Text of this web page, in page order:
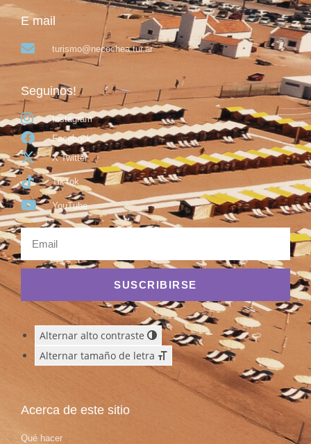
E mail
turismo@necochea.tur.ar
Seguinos!
Instagram
Facebook
X Twitter
TikTok
YouTube
SUSCRIBIRSE
Alternar alto contraste
Alternar tamaño de letra
Acerca de este sitio
Qué hacer